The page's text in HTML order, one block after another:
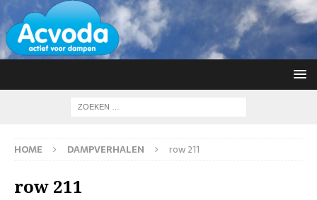
HOME DAMPVERHALEN row 211
row 211